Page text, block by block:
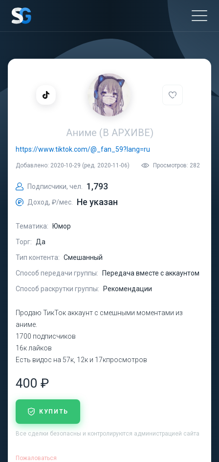
Аниме (В АРХИВЕ)
https://www.tiktok.com/@_fan_59?lang=ru
Добавлено: 2020-10-29 (ред. 2020-11-06) Просмотров: 282
Подписчики, чел. 1,793
Доход, ₽/мес. Не указан
Тематика:
Юмор
Торг:
Да
Тип контента: Смешанный
Способ передачи группы:
Передача вместе с аккаунтом
Способ раскрутки группы:
Рекомендации
Продаю ТикТок аккаунт с смешными моментами из
аниме.
1700 подписчиков
16к лайков
Есть видос на 57к, 12к и 17кпросмотров
400 ₽
КУПИТЬ
Все сделки безопасны и контролируются администрацией сайта
Пожаловаться